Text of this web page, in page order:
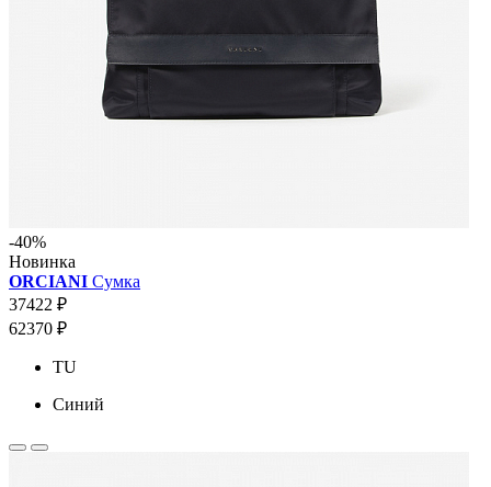
-40%
Новинка
ORCIANI Сумка
37422 ₽
62370 ₽
TU
Синий